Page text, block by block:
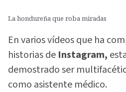
La hondureña que roba miradas
En varios vídeos que ha
historias de Instagram,
demostrado ser
como asistente médico.